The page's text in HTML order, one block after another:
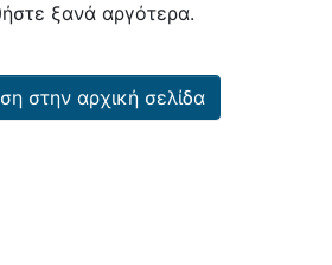
ξανά αργότερα.
στην αρχική σελίδα